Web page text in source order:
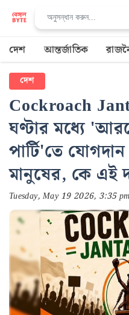
দেশ আন্তর্জাতিক
দেশ
Cockroach
ঘণ্টার মধ্যে
পার্টি'তে
মানুষের, কে এই
Tuesday, May 19 2026, 3:35 pm